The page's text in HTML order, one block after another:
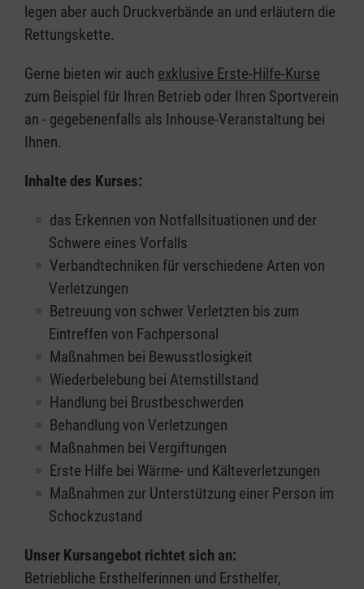
legen aber auch Druckverbände an und erläutern die
Rettungskette.
Gerne bieten wir auch exklusive Erste-Hilfe-Kurse
zum Beispiel für Ihren Betrieb oder Ihren Sportverein
an - gegebenenfalls als Inhouse-Veranstaltung bei
Ihnen.
Inhalte des Kurses:
das Erkennen von Notfallsituationen und der
Schwere eines Vorfalls
Verbandtechniken für verschiedene Arten von
Verletzungen
Betreuung von schwer Verletzten bis zum
Eintreffen von Fachpersonal
Maßnahmen bei Bewusstlosigkeit
Wiederbelebung bei Atemstillstand
Handlung bei Brustbeschwerden
Behandlung von Verletzungen
Maßnahmen bei Vergiftungen
Erste Hilfe bei Wärme- und Kälteverletzungen
Maßnahmen zur Unterstützung einer Person im
Schockzustand
Unser Kursangebot richtet sich an:
Betriebliche Ersthelferinnen und Ersthelfer,